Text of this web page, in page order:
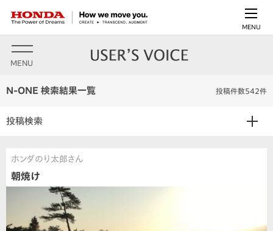
MENU
MENU
N-ONE 検索結果一覧 投稿件数542件
投稿検索
ホンダのり太郎さん
朝焼け